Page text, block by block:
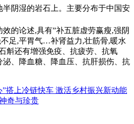
半阴湿的岩石上。主要分布于中国安
的论述,具有”补五脏虚劳赢瘦,强阴
足,平胃气…补肾益力,壮筋骨,暖水
斛还有增强免疫、抗疲劳、抗氧
、降血糖、降血压、抗肝损伤、抗
”搭上冷链快车 激活乡村振兴新动能
奇与珍贵